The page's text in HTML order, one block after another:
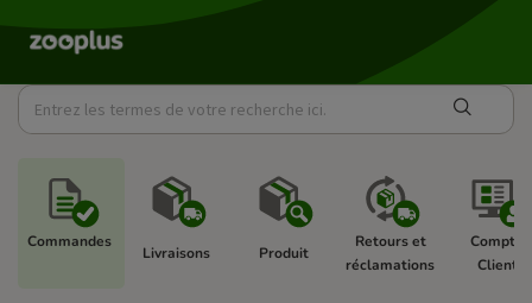
Commandes
Livraisons Produit
Retours et
réclamations
Compte
Client